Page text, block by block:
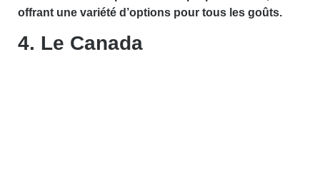
offrant une variété d’options pour tous les goûts.
4. Le Canada